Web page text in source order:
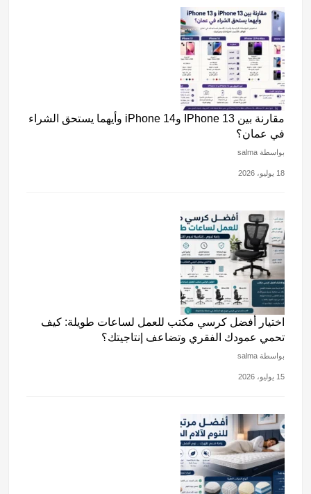
مقارنة بين IPhone 13 وiPhone 14 وأيهما يستحق الشراء
في عمان؟
بواسطة salma
18 يوليو، 2026
اختيار أفضل كرسي مكتب للعمل لساعات طويلة: كيف
تحمي عمودك الفقري وتضاعف إنتاجيتك؟
بواسطة salma
15 يوليو، 2026